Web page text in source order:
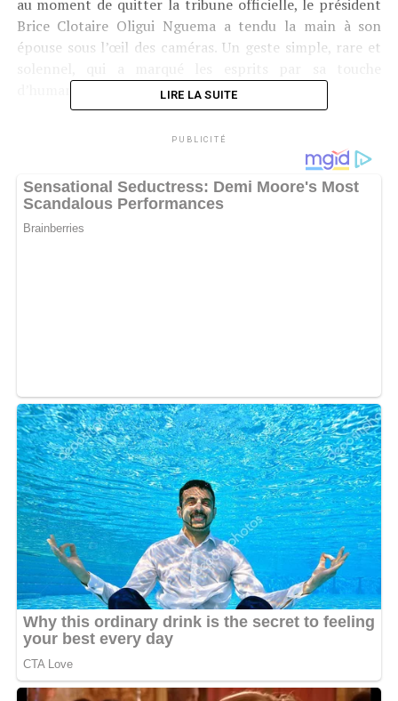
au moment de quitter la tribune officielle, le président
Brice Clotaire Oligui Nguema a tendu la main à son
épouse sous l’œil des caméras. Un geste simple, rare et
d’humanité.
LIRE LA SUITE
PUBLICITÉ